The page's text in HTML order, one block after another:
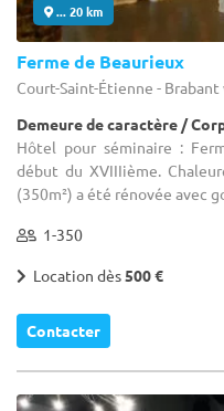
... 20 km
Ferme de Beaurieux
Court-Saint-Étienne -
Demeure de caractère /
Hôtel pour séminaire :
début du XVIIIième.
(350m²) a été rénovée avec
1-350
Location dès500 €
Contacter